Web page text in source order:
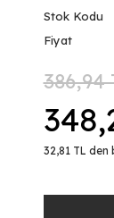
Stok Kodu
Fiyat
386,94
32,81 TL